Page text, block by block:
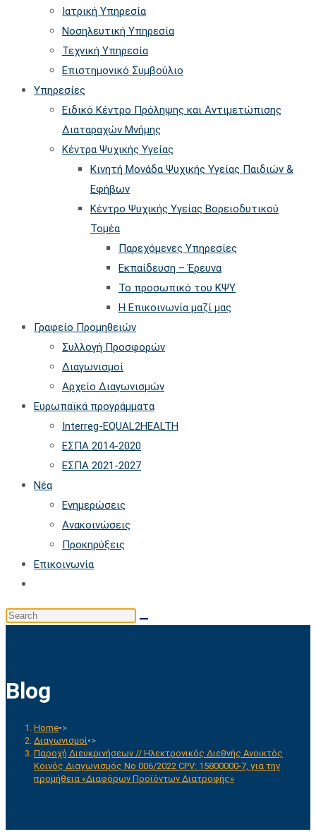
Ιατρική Υπηρεσία
Νοσηλευτική Υπηρεσία
Τεχνική Υπηρεσία
Επιστημονικό Συμβούλιο
Υπηρεσίες
Ειδικό Κέντρο Πρόληψης και Αντιμετώπισης
Διαταραχών Μνήμης
Κέντρα Ψυχικής Υγείας
Κινητή Μονάδα Ψυχικής Υγείας Παιδιών &
Εφήβων
Kέντρο Ψυχικής Υγείας Βορειοδυτικού
Τομέα
Παρεχόμενες Υπηρεσίες
Εκπαίδευση – Έρευνα
Το προσωπικό του ΚΨΥ
Η Επικοινωνία μαζί μας
Γραφείο Προμηθειών
Συλλογή Προσφορών
Διαγωνισμοί
Αρχείο Διαγωνισμών
Ευρωπαϊκά προγράμματα
Interreg-EQUAL2HEALTH
ΕΣΠΑ 2014-2020
ΕΣΠΑ 2021-2027
Νέα
Ενημερώσεις
Ανακοινώσεις
Προκηρύξεις
Επικοινωνία
search
Search
Blog
Home•>
Διαγωνισμοί•>
Παροχή Διευκρινήσεων // Ηλεκτρονικός Διεθνής Ανοικτός
Κοινός Διαγωνισμός Νο 006/2022 CPV: 15800000-7, για την
προμήθεια «Διαφόρων Προϊόντων Διατροφής»